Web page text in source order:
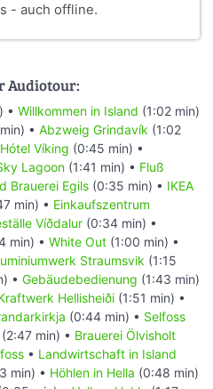
- auch offline.
Audiotour:
• Willkommen in Island (1:02 min)
• Abzweig Grindavík (1:02
Hótel Víking (0:45 min) •
Lagoon (1:41 min) • Fluß
Brauerei Egils (0:35 min) • IKEA
min) • Einkaufszentrum
Víðdalur (0:34 min) •
min) • White Out (1:00 min) •
Straumsvik (1:15
• Gebäudebedienung (1:43 min)
Hellisheiði (1:51 min) •
(0:44 min) • Selfoss
(2:47 min) • Brauerei Ölvisholt
• Landwirtschaft in Island
min) • Höhlen in Hella (0:48 min)